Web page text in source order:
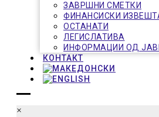
ЗАВРШНИ СМЕТКИ
ФИНАНСИСКИ
ОСТАНАТИ
ЛЕГИСЛАТИВА
ИНФОРМАЦИИ ОД
КОНТАКТ
×